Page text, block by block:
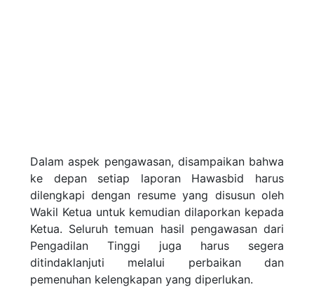
Dalam aspek pengawasan, disampaikan bahwa
ke depan setiap laporan Hawasbid harus
dilengkapi dengan resume yang disusun oleh
Wakil Ketua untuk kemudian dilaporkan kepada
Ketua. Seluruh temuan hasil pengawasan dari
Pengadilan Tinggi juga harus segera
ditindaklanjuti melalui perbaikan dan
pemenuhan kelengkapan yang diperlukan.